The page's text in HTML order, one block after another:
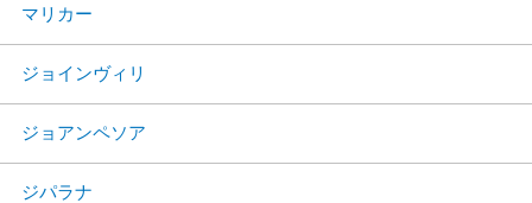
マリカー
ジョインヴィリ
ジョアンペソア
ジパラナ